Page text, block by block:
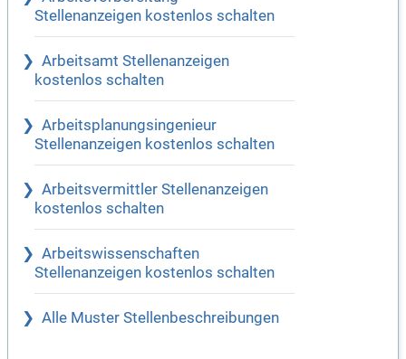
Stellenanzeigen kostenlos schalten
Arbeitsamt Stellenanzeigen
kostenlos schalten
Arbeitsplanungsingenieur
Stellenanzeigen kostenlos schalten
Arbeitsvermittler Stellenanzeigen
kostenlos schalten
Arbeitswissenschaften
Stellenanzeigen kostenlos schalten
Alle Muster Stellenbeschreibungen